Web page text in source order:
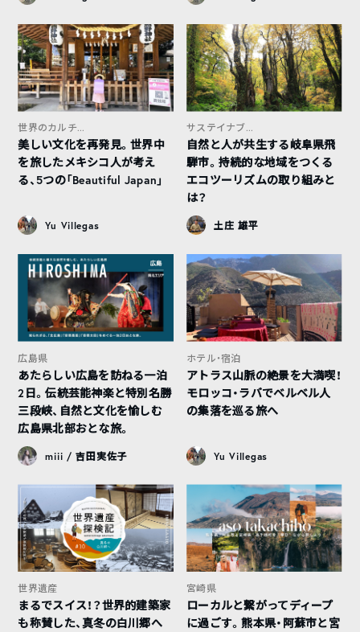
世界のカルチ...
美しい文化を再発見。世界中
を旅したメキシコ人が考え
る、5つの「Beautiful Japan」
Yu Villegas
サステイナブ...
自然と人が共生する岐阜県飛
騨市。持続的な地域をつくる
エコツーリズムの取り組みと
は？
土庄 雄平
広島県
あたらしい広島を訪ねる一泊
2日。伝統芸能神楽と特別名勝
三段峡、自然と文化を愉しむ
広島県北部おとな旅。
miii / 吉田実佐子
ホテル・宿泊
アトラス山脈の絶景を大満喫！
モロッコ・ラバでベルベル人
の集落を巡る旅へ
Yu Villegas
世界遺産
まるでスイス！？世界的建築家
も称賛した、真冬の白川郷へ
宮崎県
ローカルと繋がってディープ
に過ごす。熊本県・阿蘇市と宮